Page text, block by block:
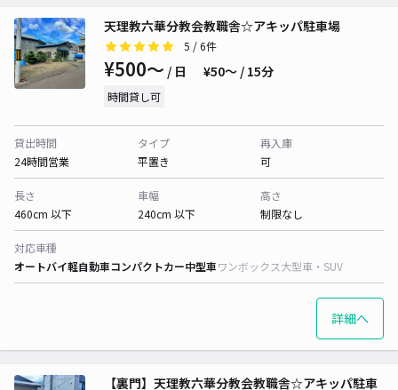
天理教六華分教会教職舎☆アキッパ駐車場
5 / 6件
¥500〜 / 日 ¥50〜 / 15分
時間貸し可
貸出時間
24時間営業
タイプ
平置き
再入庫
可
長さ
460cm 以下
車幅
240cm 以下
高さ
制限なし
対応車種
オートバイ軽自動車コンパクトカー中型車ワンボックス大型車・SUV
詳細へ
【裏門】天理教六華分教会教職舎☆アキッパ駐車